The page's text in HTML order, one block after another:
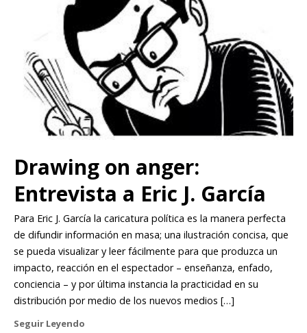
Drawing on anger:
Entrevista a Eric J. García
Para Eric J. García la caricatura política es la manera perfecta
de difundir información en masa; una ilustración concisa, que
se pueda visualizar y leer fácilmente para que produzca un
impacto, reacción en el espectador – enseñanza, enfado,
conciencia – y por última instancia la practicidad en su
distribución por medio de los nuevos medios […]
Seguir Leyendo